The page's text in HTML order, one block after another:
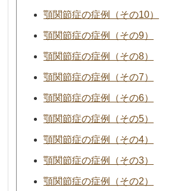
顎関節症の症例（その10）
顎関節症の症例（その9）
顎関節症の症例（その8）
顎関節症の症例（その7）
顎関節症の症例（その6）
顎関節症の症例（その5）
顎関節症の症例（その4）
顎関節症の症例（その3）
顎関節症の症例（その2）